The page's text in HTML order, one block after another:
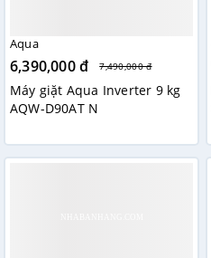
Aqua
6,390,000 đ 7,490,000 đ
Máy giặt Aqua Inverter 9 kg
AQW-D90AT N